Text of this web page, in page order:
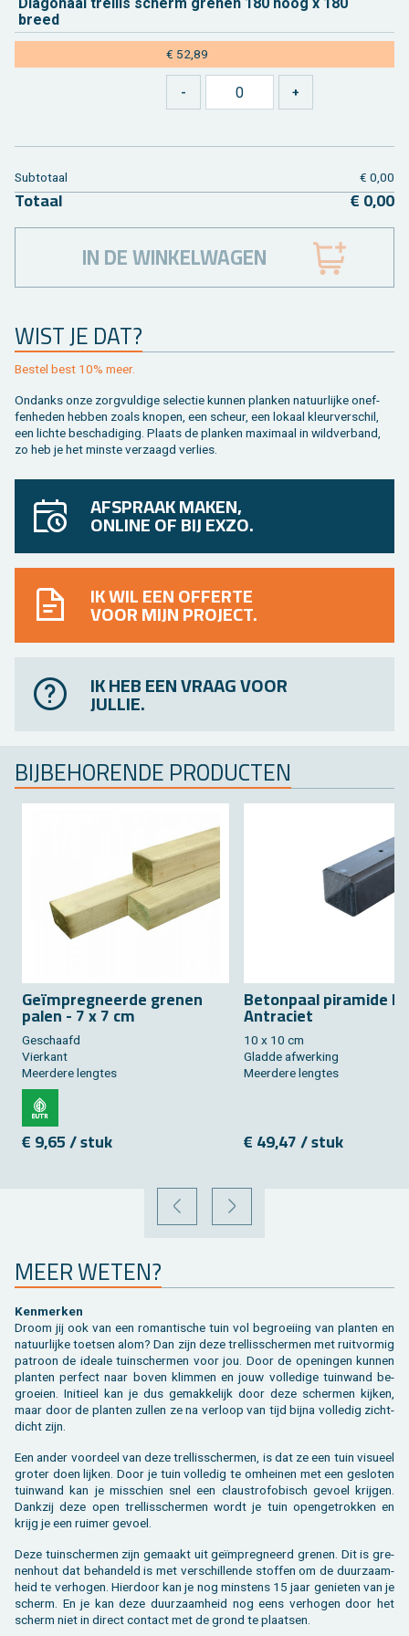
breed
€ 52,89
WIST JE DAT?
Be­stel best 10% meer.
On­danks onze zorg­vul­di­ge se­lec­tie kun­nen plan­ken na­tuur­lij­ke on­ef­
fen­he­den heb­ben zoals kno­pen, een scheur, een lo­kaal kleur­ver­schil,
een lich­te be­scha­di­ging. Plaats de plan­ken maxi­maal in wild­ver­band,
zo heb je het min­ste ver­zaagd ver­lies.
Sub­to­taal € 0,00
To­taal € 0,00
IN DE WINKELWAGEN
AFSPRAAK MAKEN,
ONLINE OF BIJ EXZO.
IK WIL EEN OFFERTE
VOOR MIJN PROJECT.
IK HEB EEN VRAAG VOOR
JULLIE.
BIJ­BE­HO­REN­DE PRO­DUC­TEN
Geïmpreg­neer­de gre­nen
palen - 7 x 7 cm
Ge­schaafd
Vier­kant
Meer­de­re leng­tes
€ 9,65 / stuk
Be­ton­paal pi­ra­mi­de
An­tra­ciet
10 x 10 cm
Glad­de af­wer­king
Meer­de­re leng­tes
€ 49,47 / stuk
VORIGE VOLGENDE
MEER WETEN?
Ken­mer­ken
Droom jij ook van een ro­man­ti­sche tuin vol be­groei­ing van plan­ten en
na­tuur­lij­ke toet­sen alom? Dan zijn deze trel­lis­scher­men met ruit­vor­mig
pa­troon de ide­a­le tuin­scher­men voor jou. Door de ope­nin­gen kun­nen
plan­ten per­fect naar boven klim­men en jouw vol­le­di­ge tuin­wand be­
groei­en. Ini­ti­eel kan je dus ge­mak­ke­lijk door deze scher­men kij­ken,
maar door de plan­ten zul­len ze na ver­loop van tijd bijna vol­le­dig zicht­
dicht zijn.
Een ander voor­deel van deze trel­lis­scher­men, is dat ze een tuin vi­su­eel
gro­ter doen lij­ken. Door je tuin vol­le­dig te om­hei­nen met een ge­slo­ten
tuin­wand kan je mis­schien snel een claus­tro­fo­bisch ge­voel krij­gen.
Dank­zij deze open trel­lis­scher­men wordt je tuin open­ge­trok­ken en
krijg je een rui­mer ge­voel.
Deze tuin­scher­men zijn ge­maakt uit geïmpreg­neerd gre­nen. Dit is gre­
nen­hout dat be­han­deld is met ver­schil­len­de stof­fen om de duur­zaam­
heid te ver­ho­gen. Hier­door kan je nog min­stens 15 jaar ge­nie­ten van je
scherm. En je kan deze duur­zaam­heid nog eens ver­ho­gen door het
scherm niet in di­rect con­tact met de grond te plaat­sen.